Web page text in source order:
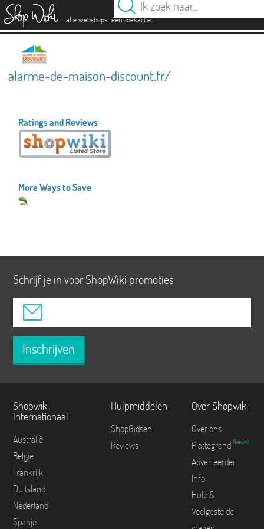
alle webshops. één zoekactie.
alarme-de-maison-discount.fr/
Ratings and Reviews
More Ways to Save
Schrijf je in voor ShopWiki promoties
Inschrijven
Shopwiki
Internationaal
Australië
België
Frankrijk
Duitsland
Nederland
Spanje
Hulpmiddelen
ShopGidsen
Reviews
Over Shopwiki
Over ons
Plattegrond Nieuw!
Adverteerder
Info
Hulp &
Veelgestelde